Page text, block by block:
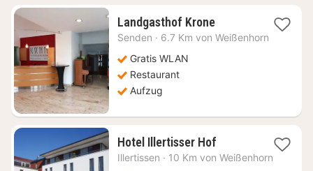
Landgasthof Krone1
Nacht
Senden · 6.7 Km von Weißenhorn
Gratis WLAN
Restaurant
Aufzug
Hotel Illertisser Hof1
Nacht
Illertissen · 10 Km von Weißenhorn